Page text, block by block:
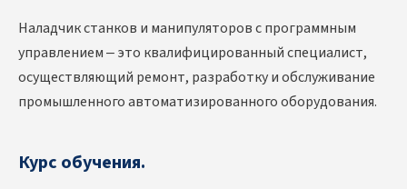
Наладчик станков и манипуляторов с программным
управлением – это квалифицированный специалист,
осуществляющий ремонт, разработку и обслуживание
промышленного автоматизированного оборудования.
Курс обучения.